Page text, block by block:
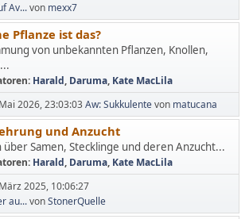
Av...von mexx7
Pflanze ist das?
von unbekannten Pflanzen, Knollen,
Harald, Daruma, Kate MacLila
2026, 23:03:03Aw: Sukkulentevon matucana
und Anzucht
über Samen, Stecklinge und deren Anzucht...
Harald, Daruma, Kate MacLila
2025, 10:06:27
au...vonStonerQuelle